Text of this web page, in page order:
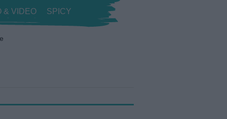
& VIDEO SPICY